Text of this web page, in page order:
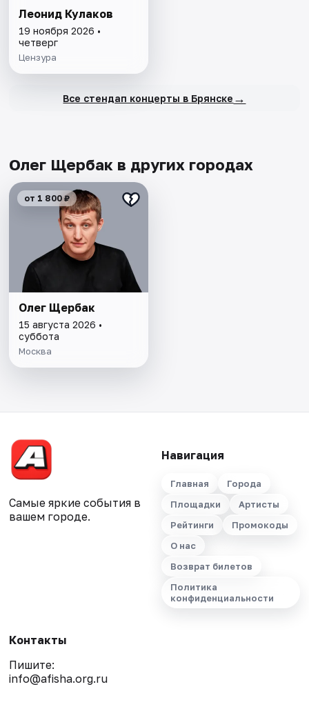
Леонид Кулаков
19 ноября 2026 •
четверг
Цензура
Все стендап концерты в Брянске →
Олег Щербак в других городах
от 1 800 ₽
Олег Щербак
15 августа 2026 •
суббота
Москва
Самые яркие события в
вашем городе.
Навигация
Главная
Города
Площадки
Артисты
Рейтинги
Промокоды
О нас
Возврат билетов
Политика
конфиденциальности
Контакты
Пишите:
info@afisha.org.ru